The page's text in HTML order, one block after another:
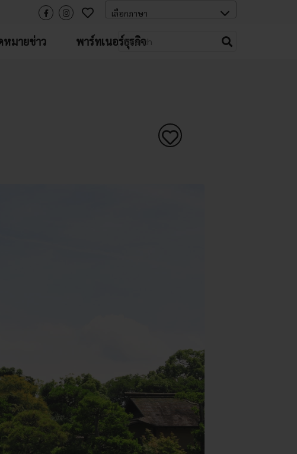
หมายข่าว พาร์ทเนอร์ธุรกิจ